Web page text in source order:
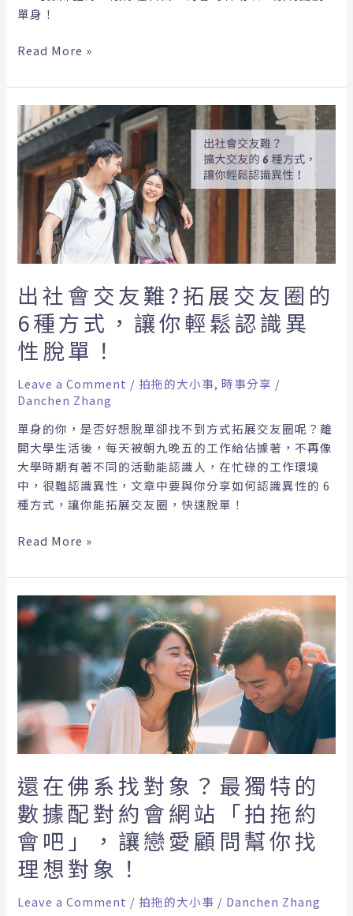
單身！
適
Read More »
出社會交友難?拓展交友圈的
6種方式，讓你輕鬆認識異
性脫單！
Leave a Comment / 拍拖的大小事,時事分享 /
Danchen Zhang
單身的你，是否好想脫單卻找不到方式拓展交友圈呢？離
開大學生活後，每天被朝九晚五的工作給佔據著，不再像
大學時期有著不同的活動能認識人，在忙碌的工作環境
中，很難認識異性，文章中要與你分享如何認識異性的 6
種方式，讓你能拓展交友圈，快速脫單！
出
社
會
交
難?
展
交
友
圈
的
6
種
方
式，
你
輕
鬆
認
識
性
Read More »
還在佛系找對象？最獨特的
數據配對約會網站「拍拖約
會吧」，讓戀愛顧問幫你找
理想對象！
Leave a Comment / 拍拖的大小事 / Danchen Zhang
還
在
佛
系
找
對
象？
最
獨
特
的
數
據
配
對
會